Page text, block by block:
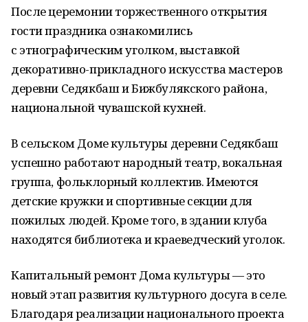
После церемонии торжественного открытия
гости праздника ознакомились
с этнографическим уголком, выставкой
декоративно-прикладного искусства мастеров
деревни Седякбаш и Бижбулякского района,
национальной чувашской кухней.
В сельском Доме культуры деревни Седякбаш
успешно работают народный театр, вокальная
группа, фольклорный коллектив. Имеются
детские кружки и спортивные секции для
пожилых людей. Кроме того, в здании клуба
находятся библиотека и краеведческий уголок.
Капитальный ремонт Дома культуры — это
новый этап развития культурного досуга в селе.
Благодаря реализации национального проекта